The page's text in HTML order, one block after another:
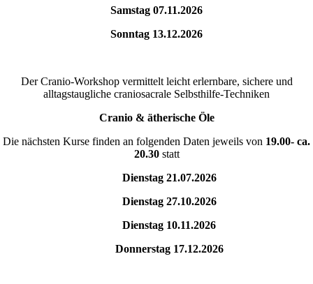
Samstag 07.11.2026
Sonntag 13.12.2026
Der Cranio-Workshop vermittelt leicht erlernbare, sichere und
alltagstaugliche craniosacrale Selbsthilfe-Techniken
Cranio & ätherische Öle
Die nächsten Kurse finden an folgenden Daten jeweils von 19.00- ca.
20.30statt
Dienstag 21.07.2026
Dienstag 27.10.2026
Dienstag 10.11.2026
Donnerstag 17.12.2026